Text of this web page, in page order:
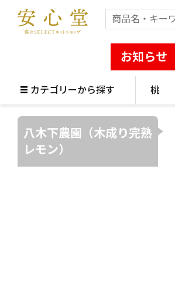
お知らせ
カテゴリーから探す 桃
八木下農園（木成り完熟
レモン）